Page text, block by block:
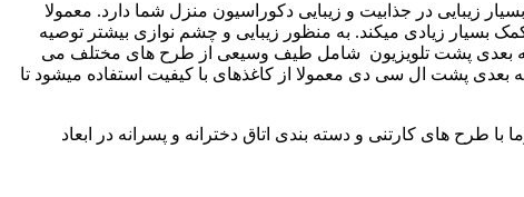
زیبایی در جذابیت و زیبایی دکوراسیون منزل شما دارد. معمولا
بسیار زیادی میکند. به منظور زیبایی و چشم نوازی بیشتر توصیه
سه بعدی پشت تلویزیون شامل طیف وسیعی از طرح های مختلف می
پشت ال سی دی معمولا از کاغذهای با کیفیت استفاده میشود تا
طرح های کارتنی و دسته بندی اتاق دخترانه و پسرانه در ابعاد